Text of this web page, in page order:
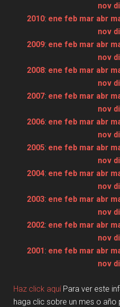
nov
2010: ene feb mar abr
nov
2009: ene feb mar abr
nov
2008: ene feb mar abr
nov
2007: ene feb mar abr
nov
2006: ene feb mar abr
nov
2005: ene feb mar abr
nov
2004: ene feb mar abr
nov
2003: ene feb mar abr
nov
2002: ene feb mar abr
nov
2001: ene feb mar abr
nov
Haz click aquíPara ver este
haga clic sobre un mes o